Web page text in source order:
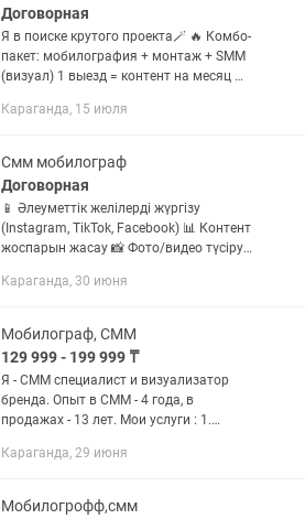
Договорная
Я в поиске крутого проекта🪄 🔥 Комбо-
пакет: мобилография + монтаж + SMM
(визуал) 1 выезд = контент на месяц ✅
000 тг ⏳ Места ограничены Открыта к
Караганда, 15 июля
Смм мобилограф
Договорная
📱 Әлеуметтік желілерді жүргізу
(Instagram, TikTok, Facebook) 📊 Контент
жоспарын жасау 📸 Фото/видео түсіру
посттар мен стористар дайындау 🚀
Караганда, 30 июня
Мобилограф, СММ
129 999 - 199 999 ₸
Я - СММ специалист и визуализатор
бренда. Опыт в СММ - 4 года, в
продажах - 13 лет. Мои услуги : 1.
Оформление профиля инстаграм
Караганда, 29 июня
Мобилогрофф,смм